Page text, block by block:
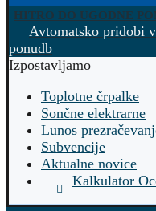
HITRO DO UGODNE
Avtomatsko pridobi
ponudb
Izpostavljamo
Toplotne črpalke
Sončne elektrarne
Lunos
Subvencije
Aktualne novice
Kalkulator